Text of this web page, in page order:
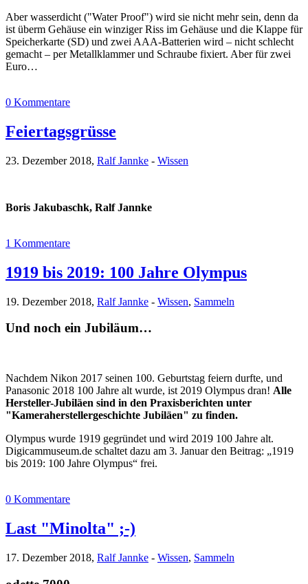
Aber wasserdicht ("Water Proof") wird sie nicht mehr sein, denn da
ist überm Gehäuse ein winziger Riss im Gehäuse und die Klappe für
Speicherkarte (SD) und zwei AAA-Batterien wird – nicht schlecht
gemacht – per Metallklammer und Schraube fixiert. Aber für zwei
Euro…
0 Kommentare
Feiertagsgrüsse
23. Dezember 2018, Ralf Jannke - Wissen
Boris Jakubaschk, Ralf Jannke
1 Kommentare
1919 bis 2019: 100 Jahre Olympus
19. Dezember 2018, Ralf Jannke - Wissen, Sammeln
Und noch ein Jubiläum…
Nachdem Nikon 2017 seinen 100. Geburtstag feiern durfte, und
Panasonic 2018 100 Jahre alt wurde, ist 2019 Olympus dran! Alle
Hersteller-Jubiläen sind in den Praxisberichten unter
"Kameraherstellergeschichte Jubiläen" zu finden.
Olympus wurde 1919 gegründet und wird 2019 100 Jahre alt.
Digicammuseum.de schaltet dazu am 3. Januar den Beitrag: „1919
bis 2019: 100 Jahre Olympus“ frei.
0 Kommentare
Last "Minolta" ;-)
17. Dezember 2018, Ralf Jannke - Wissen, Sammeln